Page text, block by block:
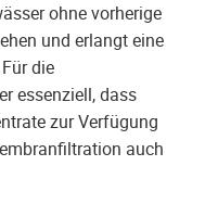
ohne vorherige
und erlangt eine
die
essenziell, dass
zur Verfügung
auch